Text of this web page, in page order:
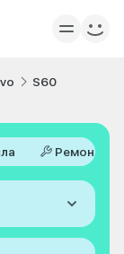
S60
Ремонт